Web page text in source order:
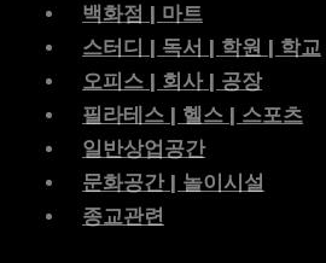
백화점 | 마트
스터디 | 독서 | 학원 | 학교
오피스 | 회사 | 공장
필라테스 | 헬스 | 스포츠
일반상업공간
문화공간 | 놀이시설
종교관련